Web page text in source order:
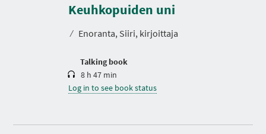
Keuhkopuiden uni
⁄ Enoranta, Siiri, kirjoittaja
Talking book
r
a
i
8 h 47 min
Log in to see book status